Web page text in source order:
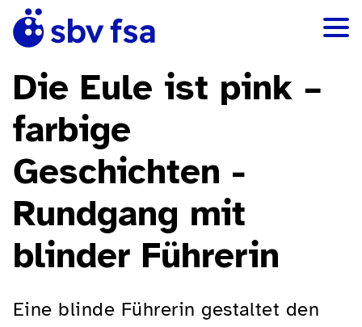
Die Eule ist pink –
farbige
Geschichten -
Rundgang mit
blinder Führerin
Eine blinde Führerin gestaltet den